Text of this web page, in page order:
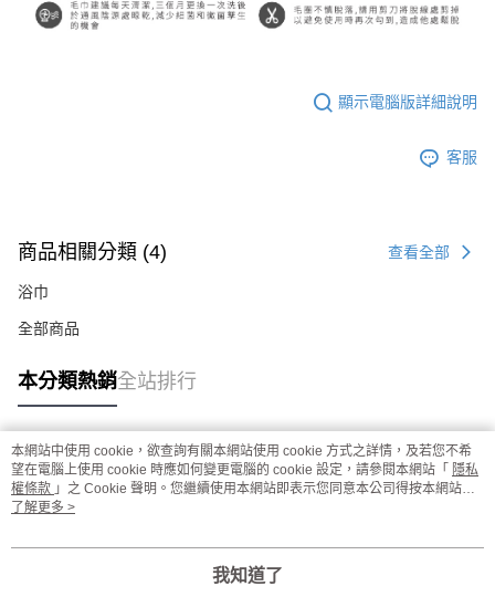
顯示電腦版詳細說明
客服
商品相關分類 (4) 查看全部
浴巾
全部商品
本分類熱銷全站排行
熱門標籤
本網站中使用 cookie，欲查詢有關本網站使用 cookie 方式之詳情，及若您不希
望在電腦上使用 cookie 時應如何變更電腦的 cookie 設定，請參閱本網站「 隱私
權條款 」之 Cookie 聲明。您繼續使用本網站即表示您同意本公司得按本網站使
用條款之 Cookie 聲明使用 cookie。
了解更多 >
我知道了